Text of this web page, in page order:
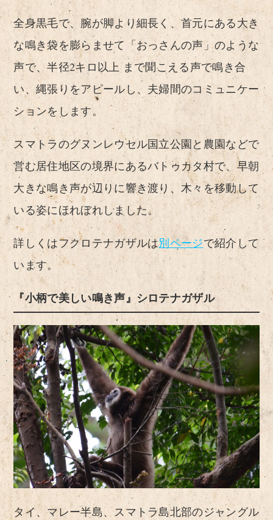
全身黒毛で、腕が脚より細長く、首元にある大き
な鳴き袋を膨らませて「おっさんの声」のような
声で、半径2キロ以上 まで聞こえる声で鳴き合
い、縄張りをアピールし、夫婦間のコミュニケー
ションをします。
スマトラのグヌンレウセル国立公園と農園などで
営む居住地区の境界にあるバトゥカタ村で、早朝
大きな鳴き声が辺りに響き渡り、木々を移動して
いる姿にほれぼれしました。
詳しくはフクロテナガザルは別ページで紹介して
います。
『小柄で美しい鳴き声』シロテナガザル
タイ、マレー半島、スマトラ島北部のジャングル